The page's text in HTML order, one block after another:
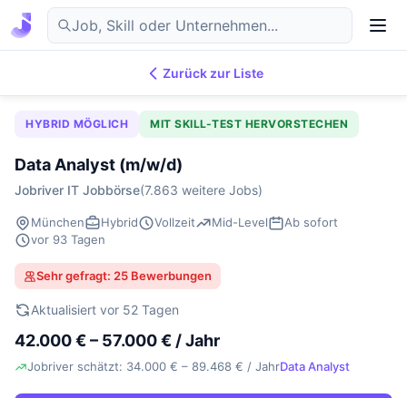
DE
Zurück zur Liste
HYBRID MÖGLICH MIT SKILL-TEST HERVORSTECHEN
Data Analyst (m/w/d)
Jobriver IT Jobbörse(7.863 weitere Jobs)
München Hybrid Vollzeit Mid-Level
Ab sofort
vor 93 Tagen
Sehr gefragt: 25 Bewerbungen
Aktualisiert vor 52 Tagen
42.000 € – 57.000 € / Jahr
Jobriver schätzt: 34.000 € – 89.468 € / JahrData Analyst